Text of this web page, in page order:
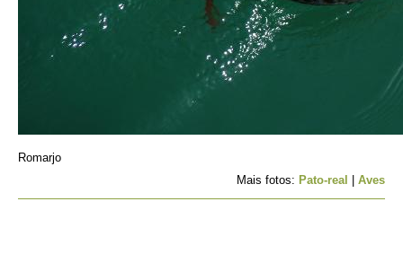
Romarjo
Mais fotos: Pato-real Aves